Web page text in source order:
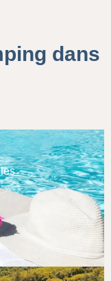
dans